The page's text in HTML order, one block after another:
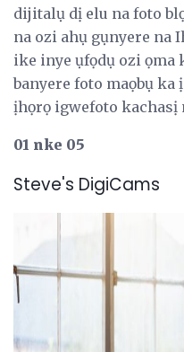
dijitalụ dị elu na foto
na ozi ahụ gụnyere na
ike inye ụfọdụ ozi ọma
banyere foto maọbụ
ịhọrọ igwefoto kachasị
01 nke 05
Steve's DigiCams